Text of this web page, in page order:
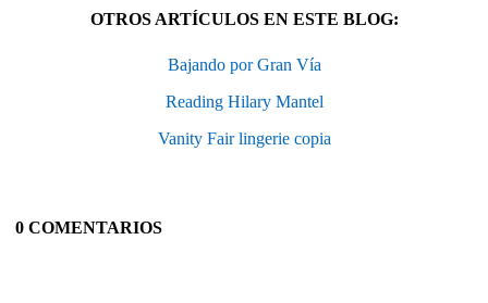
OTROS ARTÍCULOS EN ESTE BLOG:
Bajando por Gran Vía
Reading Hilary Mantel
Vanity Fair lingerie copia
0 COMENTARIOS